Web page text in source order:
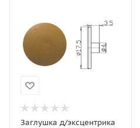
Заглушка д/эксцентрика